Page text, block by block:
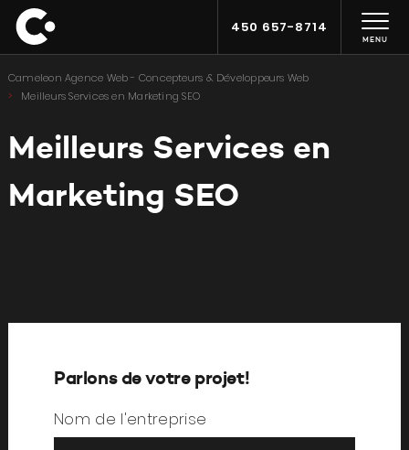
MENU
450 657-8714
Cameleon Agence Web - Concepteurs & Développeurs Web
Meilleurs Services en Marketing SEO
Meilleurs Services en
Marketing SEO
Parlons de votre projet!
Nom de l'entreprise